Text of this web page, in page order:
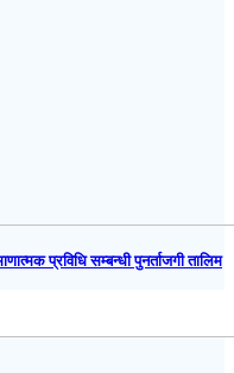
प्रविधि सम्बन्धी पुनर्ताजगी तालिम